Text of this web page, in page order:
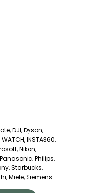
DJI, Dyson,
INSTA360,
Nikon,
Panasonic, Philips,
Starbucks,
Miele, Siemens...